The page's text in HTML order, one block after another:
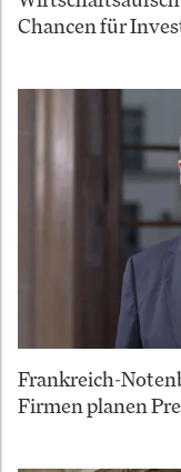
Chancen für
Frankreich-
Firmen planen